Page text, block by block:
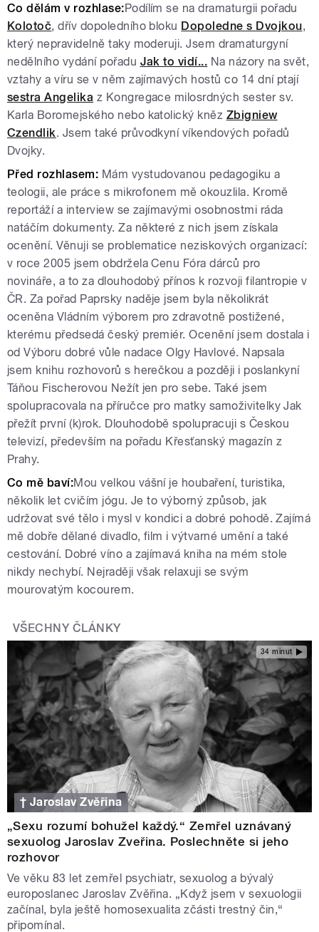
Co dělám v rozhlase:Podílím se na dramaturgii pořadu
Kolotoč, dřív dopoledního bloku Dopoledne s Dvojkou,
který nepravidelně taky moderuji. Jsem dramaturgyní
nedělního vydání pořadu Jak to vidí... Na názory na svět,
vztahy a víru se v něm zajímavých hostů co 14 dní ptají
sestra Angelika z Kongregace milosrdných sester sv.
Karla Boromejského nebo katolický kněz Zbigniew
Czendlik. Jsem také průvodkyní víkendových pořadů
Dvojky.
Před rozhlasem: Mám vystudovanou pedagogiku a
teologii, ale práce s mikrofonem mě okouzlila. Kromě
reportáží a interview se zajímavými osobnostmi ráda
natáčím dokumenty. Za některé z nich jsem získala
ocenění. Věnuji se problematice neziskových organizací:
v roce 2005 jsem obdržela Cenu Fóra dárců pro
novináře, a to za dlouhodobý přínos k rozvoji filantropie v
ČR. Za pořad Paprsky naděje jsem byla několikrát
oceněna Vládním výborem pro zdravotně postižené,
kterému předsedá český premiér. Ocenění jsem dostala i
od Výboru dobré vůle nadace Olgy Havlové. Napsala
jsem knihu rozhovorů s herečkou a později i poslankyní
Táňou Fischerovou Nežít jen pro sebe. Také jsem
spolupracovala na příručce pro matky samoživitelky Jak
přežít první (k)rok. Dlouhodobě spolupracuji s Českou
televizí, především na pořadu Křesťanský magazín z
Prahy.
Co mě baví:Mou velkou vášní je houbaření, turistika,
několik let cvičím jógu. Je to výborný způsob, jak
udržovat své tělo i mysl v kondici a dobré pohodě. Zajímá
mě dobře dělané divadlo, film i výtvarné umění a také
cestování. Dobré víno a zajímavá kniha na mém stole
nikdy nechybí. Nejraději však relaxuji se svým
mourovatým kocourem.
VŠECHNY ČLÁNKY
34 minut
† Jaroslav Zvěřina
„Sexu rozumí bohužel každý.“ Zemřel uznávaný
sexuolog Jaroslav Zveřina. Poslechněte si jeho
rozhovor
Ve věku 83 let zemřel psychiatr, sexuolog a bývalý
europoslanec Jaroslav Zvěřina. „Když jsem v sexuologii
začínal, byla ještě homosexualita zčásti trestný čin,“
připomínal.